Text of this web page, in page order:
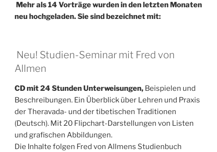
Mehr als 14 Vorträge wurden in den letzten Monaten
neu hochgeladen. Sie sind bezeichnet mit:
Neu! Studien-Seminar mit Fred von
Allmen
CD mit 24 Stunden Unterweisungen, Beispielen und
Beschreibungen. Ein Überblick über Lehren und Praxis
der Theravada- und der tibetischen Traditionen
(Deutsch). Mit 20 Flipchart-Darstellungen von Listen
und grafischen Abbildungen.
Die Inhalte folgen Fred von Allmens Studienbuch